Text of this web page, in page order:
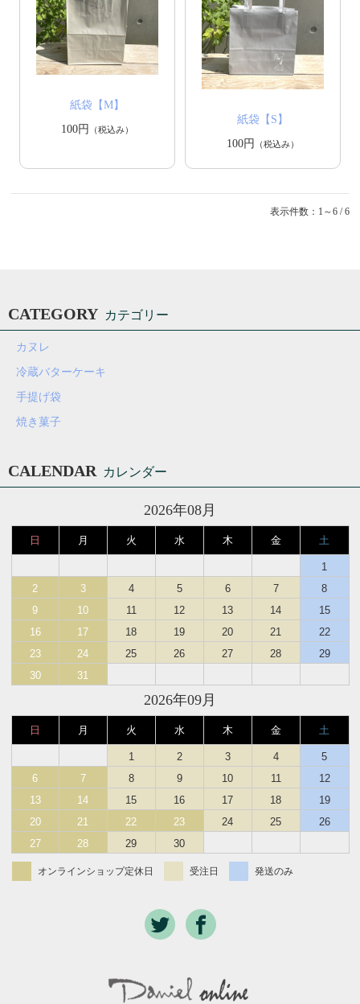
紙袋【M】
100円
（税込み）
紙袋【S】
100円
（税込み）
表示件数：1～6 / 6
CATEGORY カテゴリー
カヌレ
冷蔵バターケーキ
手提げ袋
焼き菓子
CALENDAR カレンダー
2026年08月
日 月 火 水 木 金 土
1
2
3 4 5 6 7
8
9
10 11 12 13 14
15
16
17 18 19 20 21
22
23
24 25 26 27 28
29
30
31
2026年09月
日 月 火 水 木 金 土
1 2 3 4
5
6
7 8 9 10 11
12
13
14 15 16 17 18
19
20
21 22 23 24 25
26
27
28 29 30
オンラインショップ定休日 受注日 発送のみ